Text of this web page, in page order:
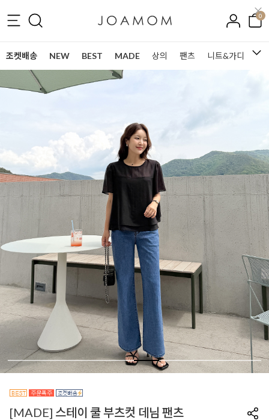
0
조켓배송 NEW BEST MADE 상의 팬츠 니트&가디건
[MADE] 스테이 쿨 부츠컷 데님 팬츠